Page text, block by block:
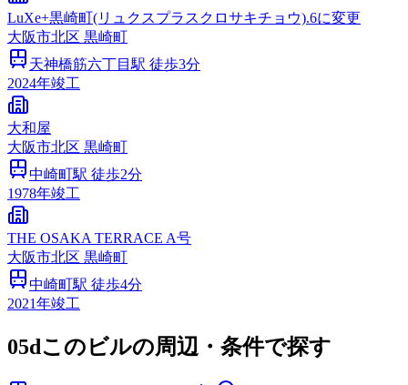
LuXe+黒崎町(リュクスプラスクロサキチョウ).6に変更
大阪市北区 黒崎町
天神橋筋六丁目 駅 徒歩3分
2024年竣工
大和屋
大阪市北区 黒崎町
中崎町駅 徒歩2分
1978年竣工
THE OSAKA TERRACE A号
大阪市北区 黒崎町
中崎町駅 徒歩4分
2021年竣工
05dこのビルの周辺・条件で探す